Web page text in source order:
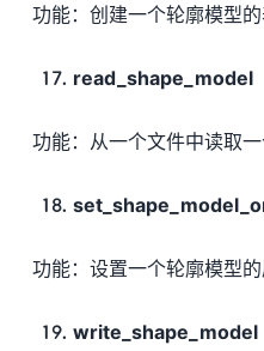
功能：创建一个轮廓模型的
read_shape_model
功能：从一个文件中读取一
功能：设置一个轮廓模型的
write_shape_model